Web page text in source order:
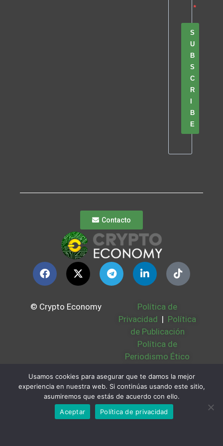
S
U
B
S
C
R
B
E
Contacto
© Crypto Economy
Política de
Privacidad | Política
de Publicación
Política de
Periodismo Ético
Bases Legales |
Partners | Sobre
Nosotros
Usamos cookies para asegurar que te damos la mejor
experiencia en nuestra web. Si continúas usando este sitio,
asumiremos que estás de acuerdo con ello.
Aceptar
Política de privacidad